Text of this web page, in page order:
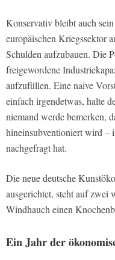
Konservativ bleibt auch
europäischen Kriegssektor
Schulden aufzubauen. Die
freigewordene
aufzufüllen. Eine naive
einfach irgendetwas, halte
niemand werde bemerken,
hineinsubventioniert wird –
nachgefragt hat.
Die neue deutsche
ausgerichtet, steht auf zwei
Windhauch einen
Ein Jahr der